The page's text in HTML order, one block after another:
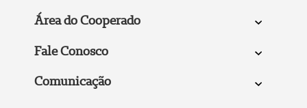
Área do Cooperado
Fale Conosco
Comunicação